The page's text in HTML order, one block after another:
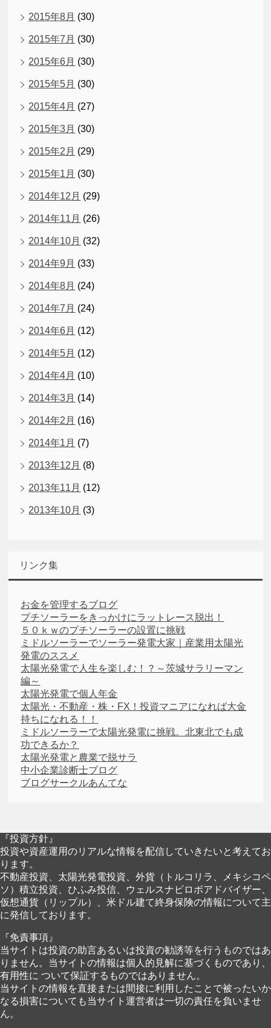
2015年8月 (30)
2015年7月 (30)
2015年6月 (30)
2015年5月 (30)
2015年4月 (27)
2015年3月 (30)
2015年2月 (29)
2015年1月 (30)
2014年12月 (29)
2014年11月 (26)
2014年10月 (32)
2014年9月 (33)
2014年8月 (24)
2014年7月 (24)
2014年6月 (12)
2014年5月 (12)
2014年4月 (10)
2014年3月 (14)
2014年2月 (16)
2014年1月 (7)
2013年12月 (8)
2013年11月 (12)
2013年10月 (3)
リンク集
お金を管理するブログ
プチソーラーをきっかけにラットレース脱出！
５０ｋｗのプチソーラーの設置に挑戦
ミドルソーラーでソーラー発電大家｜産業用太陽光
発電のススメ
太陽光発電で人生を楽しむ！？～茨城サラリーマン
編～
太陽光発電で個人年金
太陽光・不動産・株・FX！投資マニアになれば大金
持ちになれる！！
ミドルソーラーで太陽光発電に挑戦。北東北でも成
功できるか？
太陽光発電と農業で脱サラ
中小企業診断士ブログ
ブログサークルあんてな
『投資方針』
投資や資産運用のリアルな情報を配信していきたいと考えてお
ります。
不動産投資、太陽光発電投資、外貨（トルコリラ、メキシコペ
ソ）積立投資、ひふみ投信、ウェルスナビロボアドバイザー、
仮想通貨（リップル）、米ドル建て終身保険の情報について主
に発信しております。
『免責事項』
当サイトは投資の助言あるいは投資の勧誘等を行うものではあ
りません。当サイトの情報は個人的見解に基づくものであり、
有用性に ついて保証するものではありません。
当サイトの情報を直接または間接に利用したことで被ったいか
なる損害についても当サイト運営者は一切の責任を負いませ
ん。